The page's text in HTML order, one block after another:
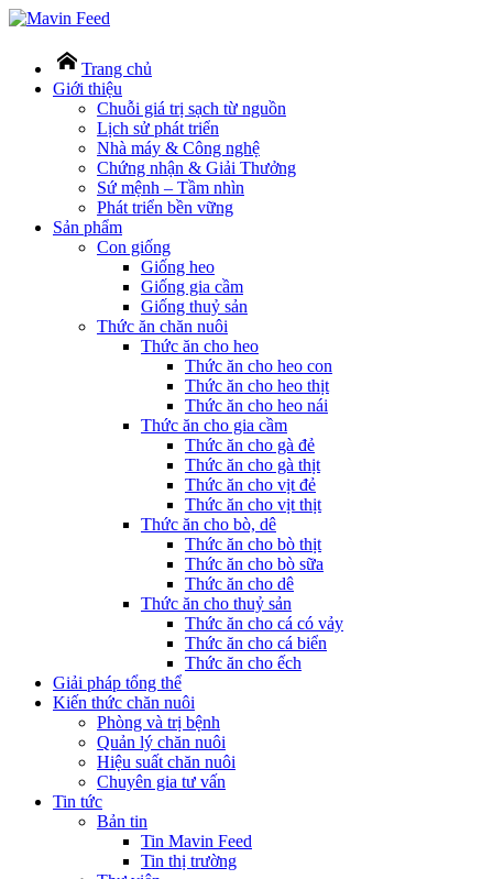
Trang chủ
Giới thiệu
Chuỗi giá trị sạch từ nguồn
Lịch sử phát triển
Nhà máy & Công nghệ
Chứng nhận & Giải Thưởng
Sứ mệnh – Tầm nhìn
Phát triển bền vững
Sản phẩm
Con giống
Giống heo
Giống gia cầm
Giống thuỷ sản
Thức ăn chăn nuôi
Thức ăn cho heo
Thức ăn cho heo con
Thức ăn cho heo thịt
Thức ăn cho heo nái
Thức ăn cho gia cầm
Thức ăn cho gà đẻ
Thức ăn cho gà thịt
Thức ăn cho vịt đẻ
Thức ăn cho vịt thịt
Thức ăn cho bò, dê
Thức ăn cho bò thịt
Thức ăn cho bò sữa
Thức ăn cho dê
Thức ăn cho thuỷ sản
Thức ăn cho cá có vảy
Thức ăn cho cá biển
Thức ăn cho ếch
Giải pháp tổng thể
Kiến thức chăn nuôi
Phòng và trị bệnh
Quản lý chăn nuôi
Hiệu suất chăn nuôi
Chuyên gia tư vấn
Tin tức
Bản tin
Tin Mavin Feed
Tin thị trường